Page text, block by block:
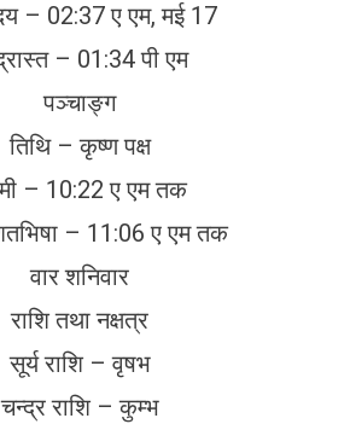
– 02:37 ए एम, मई 17
– 01:34 पी एम
पञ्चाङ्ग
तिथि – कृष्ण पक्ष
– 10:22 ए एम तक
– 11:06 ए एम तक
वार शनिवार
राशि तथा नक्षत्र
सूर्य राशि – वृषभ
चन्द्र राशि – कुम्भ